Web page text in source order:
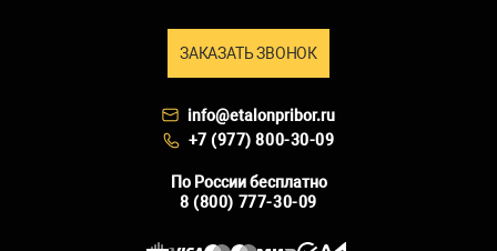
ЗАКАЗАТЬ ЗВОНОК
info@etalonpribor.ru
+7 (977) 800-30-09
По России бесплатно
8 (800) 777-30-09